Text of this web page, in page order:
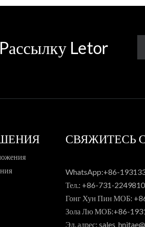
Letor
СВЯЖИТЕСЬ
WhatsApp:+86-
Тел.: +86-731-
Гонг Хун Пин МОБ:
Зола Лю МОБ:+86-
Эл. адрес: